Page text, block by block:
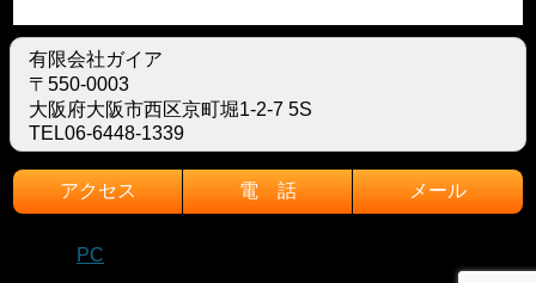
有限会社ガイア
〒550-0003
大阪府大阪市西区京町堀1-2-7 5S
TEL06-6448-1339
アクセス 電 話 メール
PC